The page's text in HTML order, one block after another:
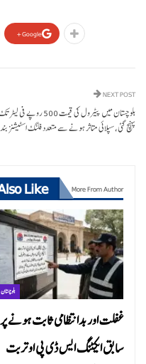
Google+
NEXT POST
بلوچستان میں پیٹرول کی قیمت 500 روپے فی
پہنچ گئی، سپلائی متاثر ہونے سے متعدد فلنگ اسٹیشنز بند
Like More From Author
بلوچستان
غفلت اور بدانتظامی ثابت ہونے پر
سابق ایکٹنگ ایس ڈی پی او تربت